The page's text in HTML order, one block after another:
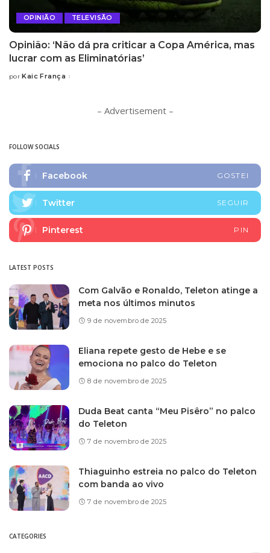
OPINIÃO TELEVISÃO
Opinião: ‘Não dá pra criticar a Copa América, mas
lucrar com as Eliminatórias’
Posted
por Kaic França
– Advertisement –
FOLLOW SOCIALS
Facebook GOSTEI
Twitter SEGUIR
Pinterest PIN
LATEST POSTS
Com Galvão e Ronaldo, Teleton atinge a
meta nos últimos minutos
9 de novembro de 2025
Eliana repete gesto de Hebe e se
emociona no palco do Teleton
8 de novembro de 2025
Duda Beat canta “Meu Pisêro” no palco
do Teleton
7 de novembro de 2025
Thiaguinho estreia no palco do Teleton
com banda ao vivo
7 de novembro de 2025
CATEGORIES